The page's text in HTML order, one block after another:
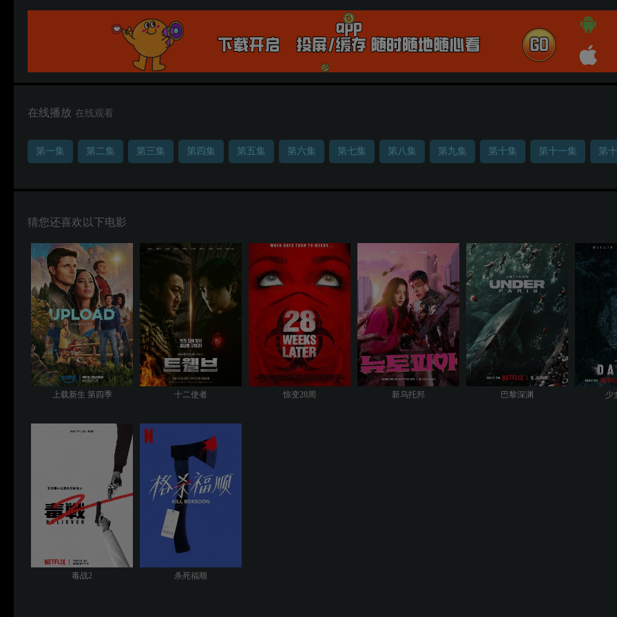
在线播放 在线观看
第一集 第二集 第三集 第四集 第五集 第六集 第七集 第八集 第九集 第十集 第十一集 第
猜您还喜欢以下电影
上载新生 第四季 十二使者 惊变28周 新乌托邦 巴黎深渊 少
毒战2 杀死福顺